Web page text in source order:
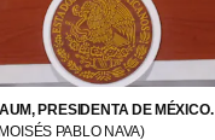
PRESIDENTA DE MÉXICO.
PABLO NAVA)